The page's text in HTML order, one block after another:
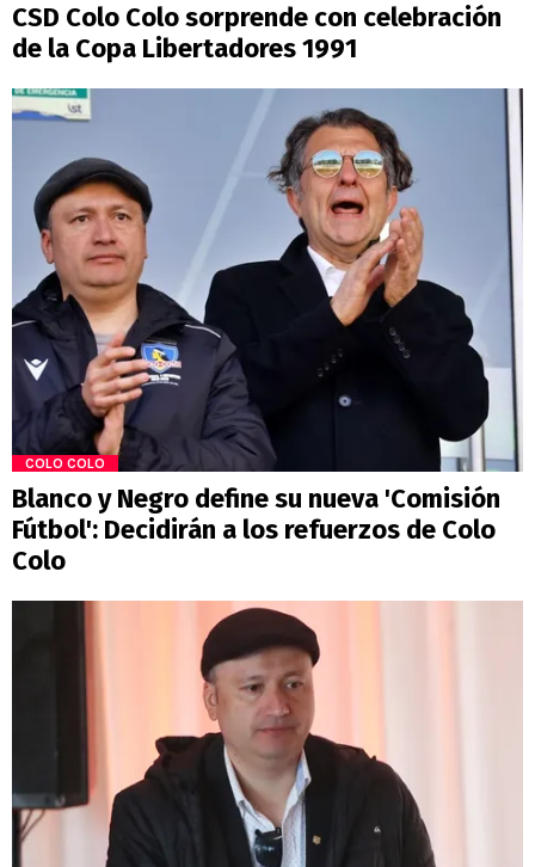
CSD Colo Colo sorprende con celebración
de la Copa Libertadores 1991
COLO COLO
Blanco y Negro define su nueva 'Comisión
Fútbol': Decidirán a los refuerzos de Colo
Colo